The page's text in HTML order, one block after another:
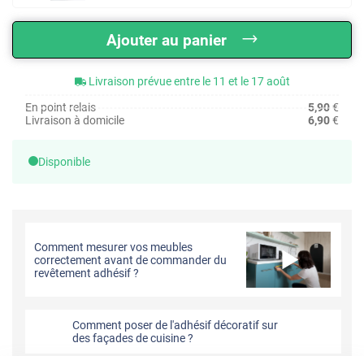
Ajouter au panier
Livraison prévue entre le 11 et le 17 août
En point relais
5,90€
Livraison à domicile
6,90€
Disponible
Comment mesurer vos meubles
correctement avant de commander du
revêtement adhésif ?
Comment poser de l'adhésif décoratif sur
des façades de cuisine ?